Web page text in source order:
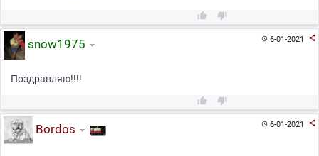
 
6-01-2021 
snow1975
Поздравляю!!!!
 
6-01-2021 
Bordos